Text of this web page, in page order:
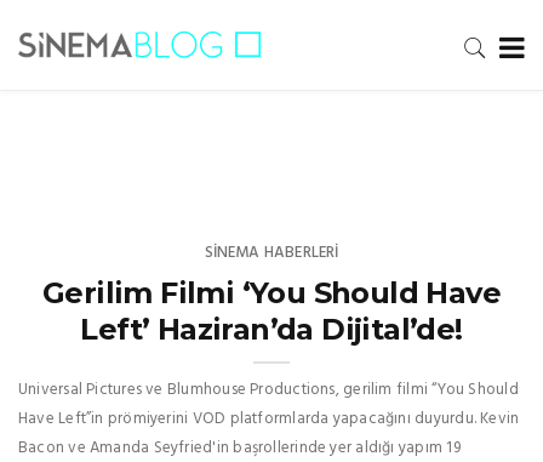
SINEMA HABERLERI
Gerilim Filmi ‘You Should Have
Left’ Haziran’da Dijital’de!
Universal Pictures ve Blumhouse Productions, gerilim filmi “You Should
Have Left”in prömiyerini VOD platformlarda yapacağını duyurdu. Kevin
Bacon ve Amanda Seyfried'in başrollerinde yer aldığı yapım 19